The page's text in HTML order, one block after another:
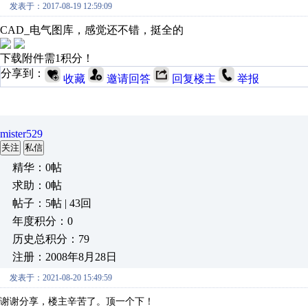
发表于：2017-08-19 12:59:09
CAD_电气图库，感觉还不错，挺全的
下载附件需1积分！
分享到：
收藏 邀请回答 回复楼主 举报
mister529
关注 私信
精华：0帖
求助：0帖
帖子：5帖 | 43回
年度积分：0
历史总积分：79
注册：2008年8月28日
发表于：2021-08-20 15:49:59
谢谢分享，楼主辛苦了。顶一个下！